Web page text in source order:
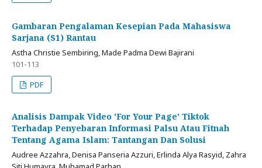
Gambaran Pengalaman Kesepian Pada Mahasiswa
Sarjana (S1) Rantau
Astha Christie Sembiring, Made Padma Dewi Bajirani
101-113
PDF
Analisis Dampak Video 'For Your Page' Tiktok
Terhadap Penyebaran Informasi Palsu Atau Fitnah
Tentang Agama Islam: Tantangan Dan Solusi
Audree Azzahra, Denisa Panseria Azzuri, Erlinda Alya Rasyid, Zahra